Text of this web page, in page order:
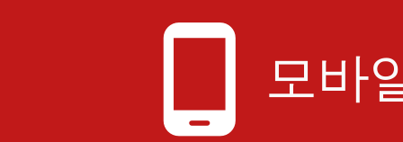
phone_android 모바